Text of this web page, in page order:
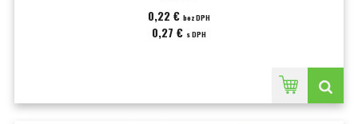
0,22 € bez DPH
0,27 € s DPH